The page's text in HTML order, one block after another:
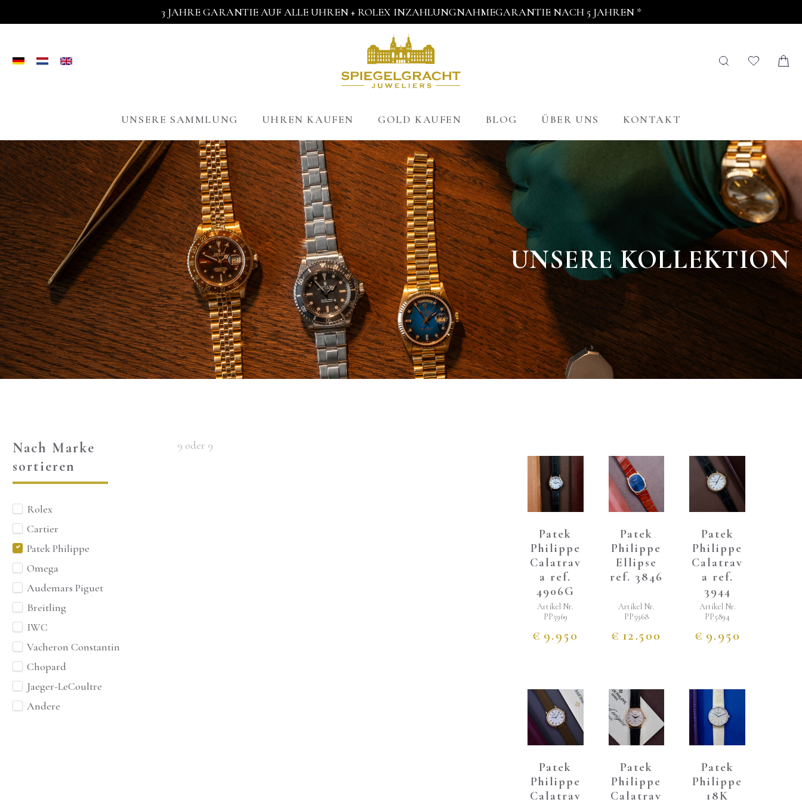
3 JAHRE GARANTIE AUF ALLE UHREN + ROLEX INZAHLUNGNAHMEGARANTIE NACH 5 JAHREN *
UNSERE SAMMLUNG UHREN KAUFEN GOLD KAUFEN BLOG ÜBER UNS KONTAKT
UNSERE KOLLEKTION
Nach Marke
sortieren
Rolex
Cartier
Patek Philippe
Omega
Audemars Piguet
Breitling
IWC
Vacheron Constantin
Chopard
Jaeger-LeCoultre
Andere
9 oder 9
Patek
Philippe
Calatrav
a ref.
4906G
€ 9.950
Artikel Nr.
PP5969
Patek
Philippe
Ellipse
ref. 3846
€ 12.500
Artikel Nr.
PP5968
Patek
Philippe
Calatrav
a ref.
3944
€ 9.950
Artikel Nr.
PP5894
Patek
Philippe
Calatrav
Patek
Philippe
Calatrav
Patek
Philippe
18K